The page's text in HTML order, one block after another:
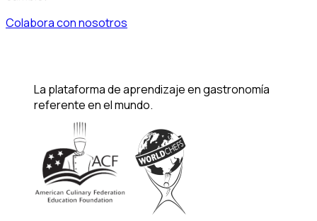
Colabora con nosotros
La plataforma de aprendizaje en gastronomía
referente en el mundo.